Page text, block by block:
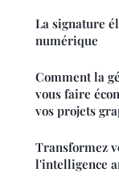
La signature
numérique
Comment la
vous faire
vos projets
Transformez
l'intelligence